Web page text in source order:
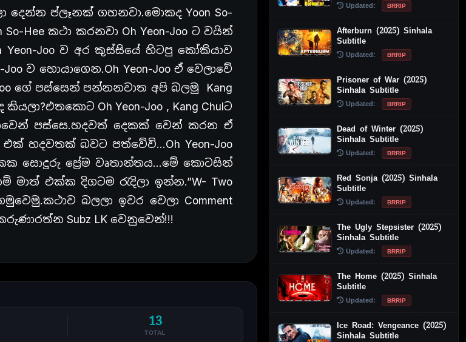
දෙන්න ප්ලෑනක් ගහනවා.මොකද Yoon So-
Hee කථා කරනවා Oh Yeon-Joo ට වයින්
Joo ව අර කුස්සියේ හිටපු කෝකියාව
ව හොයාගෙන.Oh Yeon-Joo ඒ වෙලාවේ
ගේ පස්සෙන් පන්නනවාත අපි බලමු Kang
Oh Yeon-Joo , Kang Chulට
පස්සෙ.හදවත් දෙකක් වෙන් කරන ඒ
හදවතක් බවට පත්වේවි…Oh Yeon-Joo
සොදුරු ප්‍රේම වෘතාන්තය…මේ කොටසින්
එක්ක දිගටම රැදිලා ඉන්න.”W- Two
බලලා ඉවර වෙලා Comment
Subz LK වෙනුවෙන්!!!
13
TOTAL
Updated: BRRIP
Afterburn (2025) Sinhala
Subtitle
Updated: BRRIP
Prisoner of War (2025)
Sinhala Subtitle
Updated: BRRIP
Dead of Winter (2025)
Sinhala Subtitle
Updated: BRRIP
Red Sonja (2025) Sinhala
Subtitle
Updated: BRRIP
The Ugly Stepsister (2025)
Sinhala Subtitle
Updated: BRRIP
The Home (2025) Sinhala
Subtitle
Updated: BRRIP
Ice Road: Vengeance (2025)
Sinhala Subtitle